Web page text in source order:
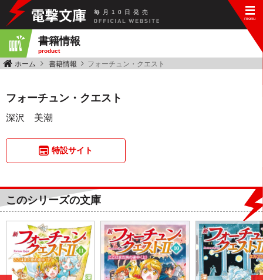
毎 月 10 日 発 売
書籍情報
product
ホーム 書籍情報 フォーチュン・クエスト
フォーチュン・クエスト
深沢 美潮
特設サイト
このシリーズの文庫